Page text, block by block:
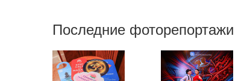
Последние фоторепортажи